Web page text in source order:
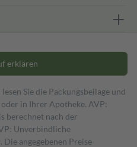
erklären
Sie die Packungsbeilage und
in Ihrer Apotheke. AVP:
berechnet nach der
Unverbindliche
angegebenen Preise